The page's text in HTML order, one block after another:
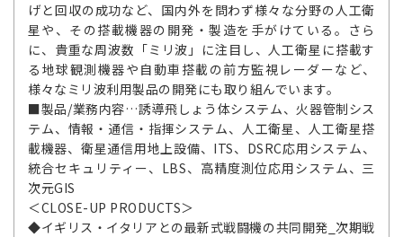
げと回収の成功など、国内外を問わず様々な分野の人工衛
星や、その搭載機器の開発・製造を手がけている。さら
に、貴重な周波数「ミリ波」に注目し、人工衛星に搭載す
る地球観測機器や自動車搭載の前方監視レーダーなど、
様々なミリ波利用製品の開発にも取り組んでいます。
■製品/業務内容…誘導飛しょう体システム、火器管制シス
テム、情報・通信・指揮システム、人工衛星、人工衛星搭
載機器、衛星通信用地上設備、ITS、DSRC応用システム、
統合セキュリティー、LBS、高精度測位応用システム、三
次元GIS
＜CLOSE-UP PRODUCTS＞
◆イギリス・イタリアとの最新式戦闘機の共同開発_次期戦